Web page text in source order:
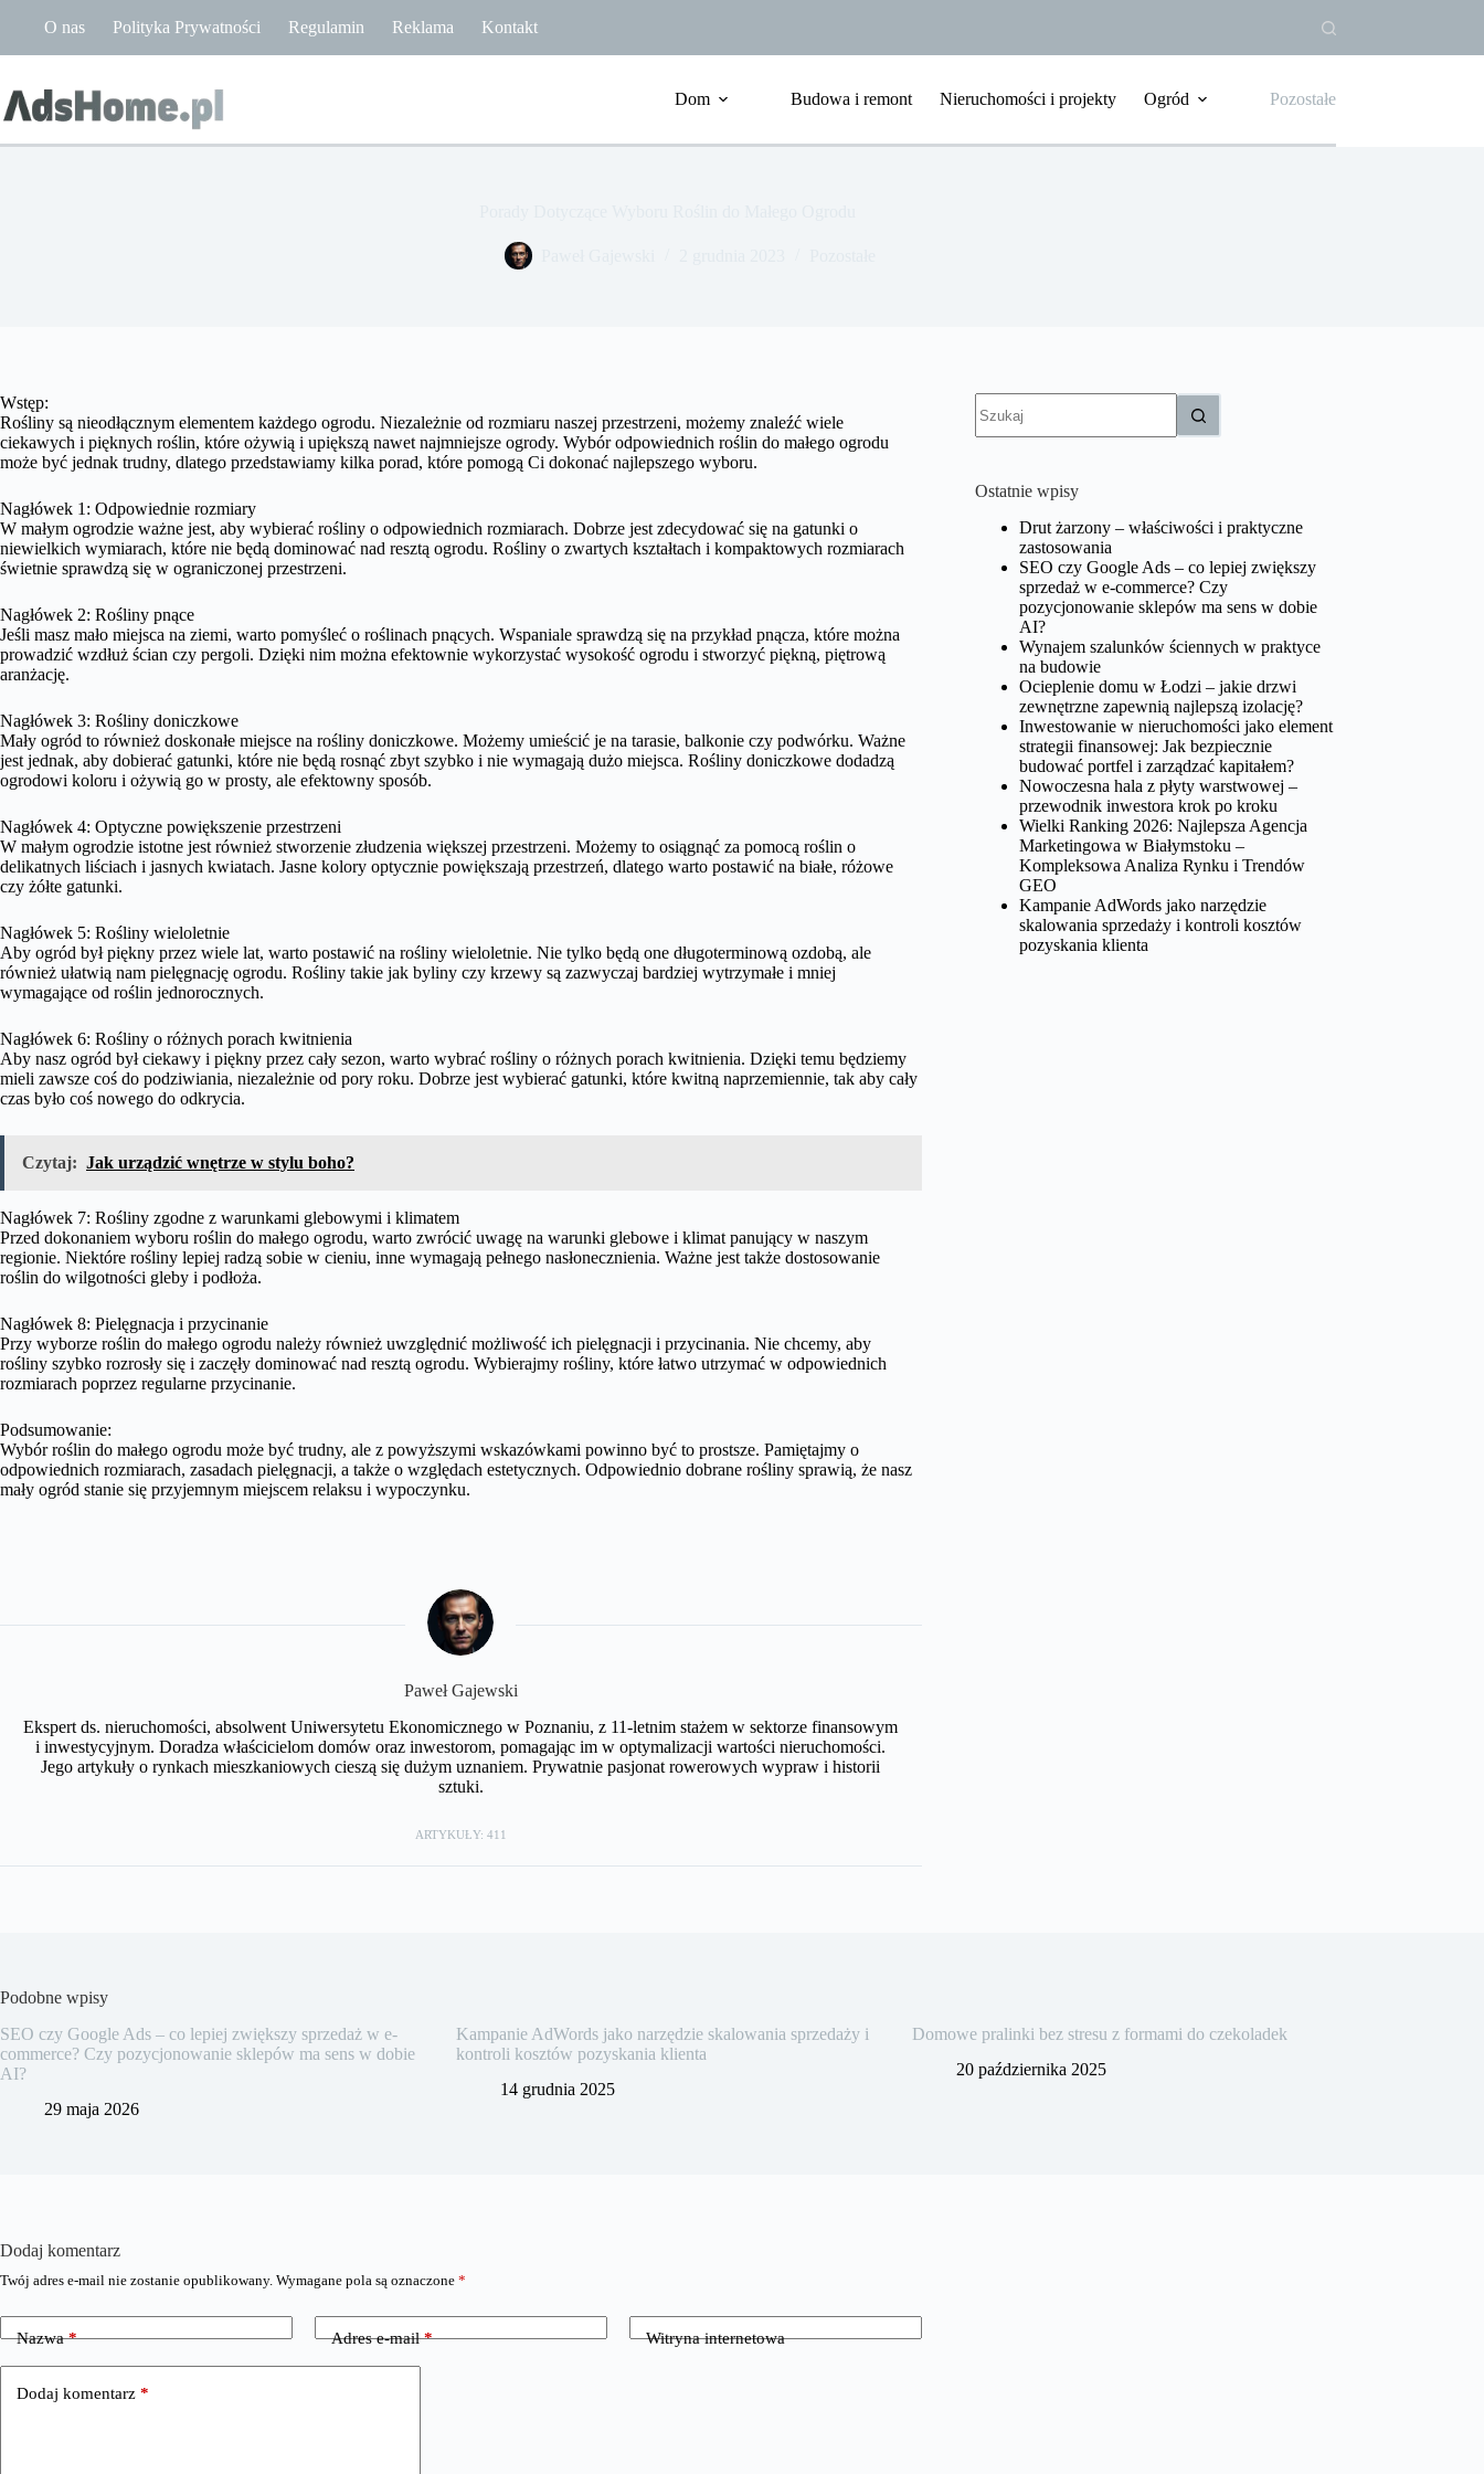
O nas Polityka Prywatności Regulamin Reklama Kontakt
Dom Budowa i remont Nieruchomości i projekty Ogród Pozostałe
Wstęp:
Rośliny są nieodłącznym elementem każdego ogrodu. Niezależnie od rozmiaru naszej przestrzeni, możemy znaleźć wiele
ciekawych i pięknych roślin, które ożywią i upiększą nawet najmniejsze ogrody. Wybór odpowiednich roślin do małego ogrodu
może być jednak trudny, dlatego przedstawiamy kilka porad, które pomogą Ci dokonać najlepszego wyboru.
Nagłówek 1: Odpowiednie rozmiary
W małym ogrodzie ważne jest, aby wybierać rośliny o odpowiednich rozmiarach. Dobrze jest zdecydować się na gatunki o
niewielkich wymiarach, które nie będą dominować nad resztą ogrodu. Rośliny o zwartych kształtach i kompaktowych rozmiarach
świetnie sprawdzą się w ograniczonej przestrzeni.
Nagłówek 2: Rośliny pnące
Jeśli masz mało miejsca na ziemi, warto pomyśleć o roślinach pnących. Wspaniale sprawdzą się na przykład pnącza, które można
prowadzić wzdłuż ścian czy pergoli. Dzięki nim można efektownie wykorzystać wysokość ogrodu i stworzyć piękną, piętrową
aranżację.
Nagłówek 3: Rośliny doniczkowe
Mały ogród to również doskonałe miejsce na rośliny doniczkowe. Możemy umieścić je na tarasie, balkonie czy podwórku. Ważne
jest jednak, aby dobierać gatunki, które nie będą rosnąć zbyt szybko i nie wymagają dużo miejsca. Rośliny doniczkowe dodadzą
ogrodowi koloru i ożywią go w prosty, ale efektowny sposób.
Nagłówek 4: Optyczne powiększenie przestrzeni
W małym ogrodzie istotne jest również stworzenie złudzenia większej przestrzeni. Możemy to osiągnąć za pomocą roślin o
delikatnych liściach i jasnych kwiatach. Jasne kolory optycznie powiększają przestrzeń, dlatego warto postawić na białe, różowe
czy żółte gatunki.
Nagłówek 5: Rośliny wieloletnie
Aby ogród był piękny przez wiele lat, warto postawić na rośliny wieloletnie. Nie tylko będą one długoterminową ozdobą, ale
również ułatwią nam pielęgnację ogrodu. Rośliny takie jak byliny czy krzewy są zazwyczaj bardziej wytrzymałe i mniej
wymagające od roślin jednorocznych.
Nagłówek 6: Rośliny o różnych porach kwitnienia
Aby nasz ogród był ciekawy i piękny przez cały sezon, warto wybrać rośliny o różnych porach kwitnienia. Dzięki temu będziemy
mieli zawsze coś do podziwiania, niezależnie od pory roku. Dobrze jest wybierać gatunki, które kwitną naprzemiennie, tak aby cały
czas było coś nowego do odkrycia.
Czytaj: Jak urządzić wnętrze w stylu boho?
Nagłówek 7: Rośliny zgodne z warunkami glebowymi i klimatem
Przed dokonaniem wyboru roślin do małego ogrodu, warto zwrócić uwagę na warunki glebowe i klimat panujący w naszym
regionie. Niektóre rośliny lepiej radzą sobie w cieniu, inne wymagają pełnego nasłonecznienia. Ważne jest także dostosowanie
roślin do wilgotności gleby i podłoża.
Nagłówek 8: Pielęgnacja i przycinanie
Przy wyborze roślin do małego ogrodu należy również uwzględnić możliwość ich pielęgnacji i przycinania. Nie chcemy, aby
rośliny szybko rozrosły się i zaczęły dominować nad resztą ogrodu. Wybierajmy rośliny, które łatwo utrzymać w odpowiednich
rozmiarach poprzez regularne przycinanie.
Podsumowanie:
Wybór roślin do małego ogrodu może być trudny, ale z powyższymi wskazówkami powinno być to prostsze. Pamiętajmy o
odpowiednich rozmiarach, zasadach pielęgnacji, a także o względach estetycznych. Odpowiednio dobrane rośliny sprawią, że nasz
mały ogród stanie się przyjemnym miejscem relaksu i wypoczynku.
Paweł Gajewski
Ekspert ds. nieruchomości, absolwent Uniwersytetu Ekonomicznego w Poznaniu, z 11-letnim stażem w sektorze finansowym
i inwestycyjnym. Doradza właścicielom domów oraz inwestorom, pomagając im w optymalizacji wartości nieruchomości.
Jego artykuły o rynkach mieszkaniowych cieszą się dużym uznaniem. Prywatnie pasjonat rowerowych wypraw i historii
sztuki.
ARTYKUŁY: 411
wyników
Ostatnie wpisy
Drut żarzony – właściwości i praktyczne
zastosowania
SEO czy Google Ads – co lepiej zwiększy
sprzedaż w e-commerce? Czy
pozycjonowanie sklepów ma sens w dobie
AI?
Wynajem szalunków ściennych w praktyce
na budowie
Ocieplenie domu w Łodzi – jakie drzwi
zewnętrzne zapewnią najlepszą izolację?
Inwestowanie w nieruchomości jako element
strategii finansowej: Jak bezpiecznie
budować portfel i zarządzać kapitałem?
Nowoczesna hala z płyty warstwowej –
przewodnik inwestora krok po kroku
Wielki Ranking 2026: Najlepsza Agencja
Marketingowa w Białymstoku –
Kompleksowa Analiza Rynku i Trendów
GEO
Kampanie AdWords jako narzędzie
skalowania sprzedaży i kontroli kosztów
pozyskania klienta
Podobne wpisy
SEO czy Google Ads – co lepiej zwiększy sprzedaż w e-
commerce? Czy pozycjonowanie sklepów ma sens w dobie
AI?
29 maja 2026
Kampanie AdWords jako narzędzie skalowania sprzedaży i
kontroli kosztów pozyskania klienta
14 grudnia 2025
Domowe pralinki bez stresu z formami do czekoladek
20 października 2025
Dodaj komentarz
Twój adres e-mail nie zostanie opublikowany. Wymagane pola są oznaczone *
Nazwa* Adres e-mail* Witryna internetowa
Dodaj komentarz *